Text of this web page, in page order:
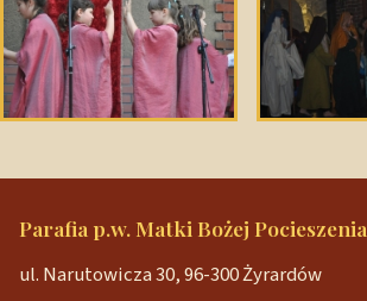
Parafia p.w. Matki Bożej Pocieszenia
ul. Narutowicza 30, 96-300 Żyrardów